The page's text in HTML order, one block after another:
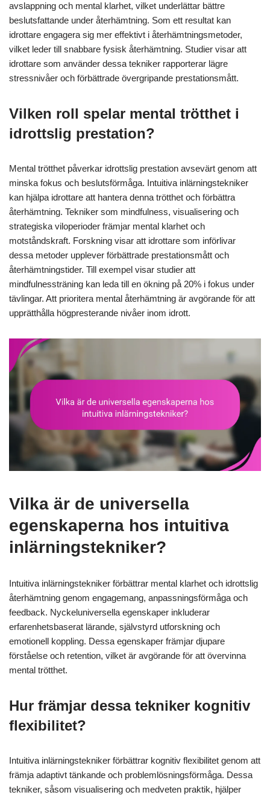
avslappning och mental klarhet, vilket underlättar bättre
beslutsfattande under återhämtning. Som ett resultat kan
idrottare engagera sig mer effektivt i återhämtningsmetoder,
vilket leder till snabbare fysisk återhämtning. Studier visar att
idrottare som använder dessa tekniker rapporterar lägre
stressnivåer och förbättrade övergripande prestationsmått.
Vilken roll spelar mental trötthet i
idrottslig prestation?
Mental trötthet påverkar idrottslig prestation avsevärt genom att
minska fokus och beslutsförmåga. Intuitiva inlärningstekniker
kan hjälpa idrottare att hantera denna trötthet och förbättra
återhämtning. Tekniker som mindfulness, visualisering och
strategiska viloperioder främjar mental klarhet och
motståndskraft. Forskning visar att idrottare som införlivar
dessa metoder upplever förbättrade prestationsmått och
återhämtningstider. Till exempel visar studier att
mindfulnessträning kan leda till en ökning på 20% i fokus under
tävlingar. Att prioritera mental återhämtning är avgörande för att
upprätthålla högpresterande nivåer inom idrott.
Vilka är de universella
egenskaperna hos intuitiva
inlärningstekniker?
Intuitiva inlärningstekniker förbättrar mental klarhet och idrottslig
återhämtning genom engagemang, anpassningsförmåga och
feedback. Nyckeluniversella egenskaper inkluderar
erfarenhetsbaserat lärande, självstyrd utforskning och
emotionell koppling. Dessa egenskaper främjar djupare
förståelse och retention, vilket är avgörande för att övervinna
mental trötthet.
Hur främjar dessa tekniker kognitiv
flexibilitet?
Intuitiva inlärningstekniker förbättrar kognitiv flexibilitet genom att
främja adaptivt tänkande och problemlösningsförmåga. Dessa
tekniker, såsom visualisering och medveten praktik, hjälper